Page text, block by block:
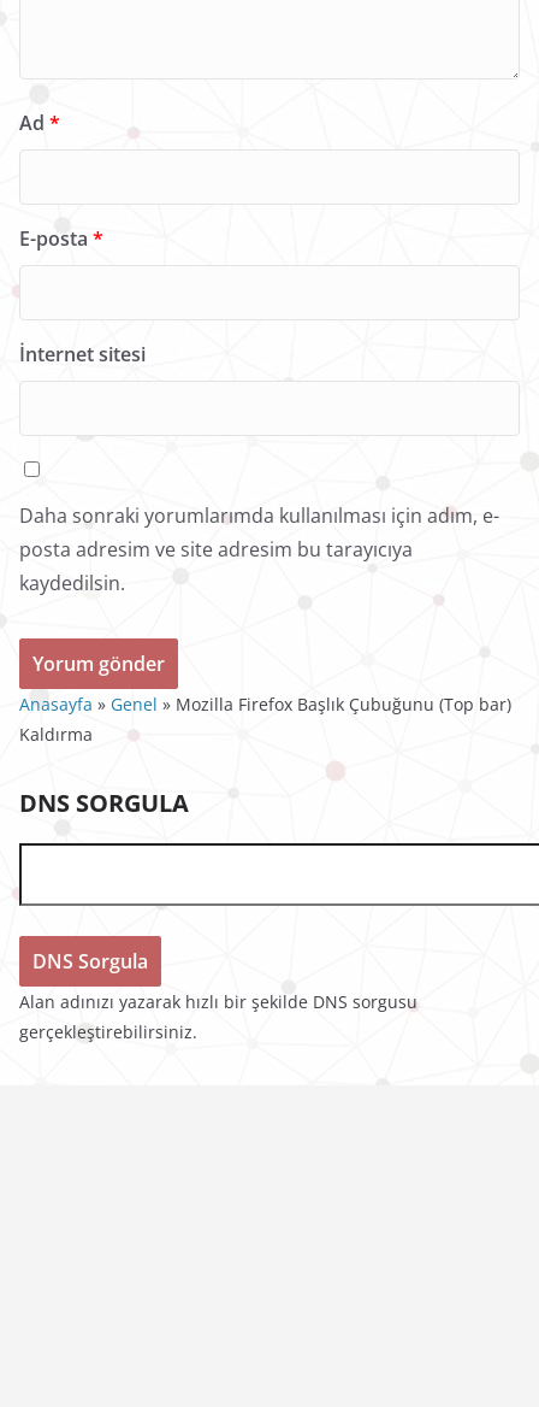
Ad *
E-posta *
İnternet sitesi
Daha sonraki yorumlarımda kullanılması için adım, e-
posta adresim ve site adresim bu tarayıcıya
kaydedilsin.
Anasayfa » Genel » Mozilla Firefox Başlık Çubuğunu (Top bar)
Kaldırma
DNS SORGULA
Alan adınızı yazarak hızlı bir şekilde DNS sorgusu
gerçekleştirebilirsiniz.